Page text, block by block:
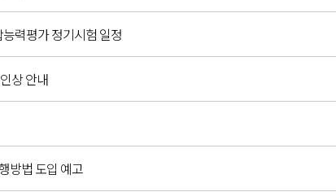
력평가 정기시험 일정
상 안내
방법 도입 예고